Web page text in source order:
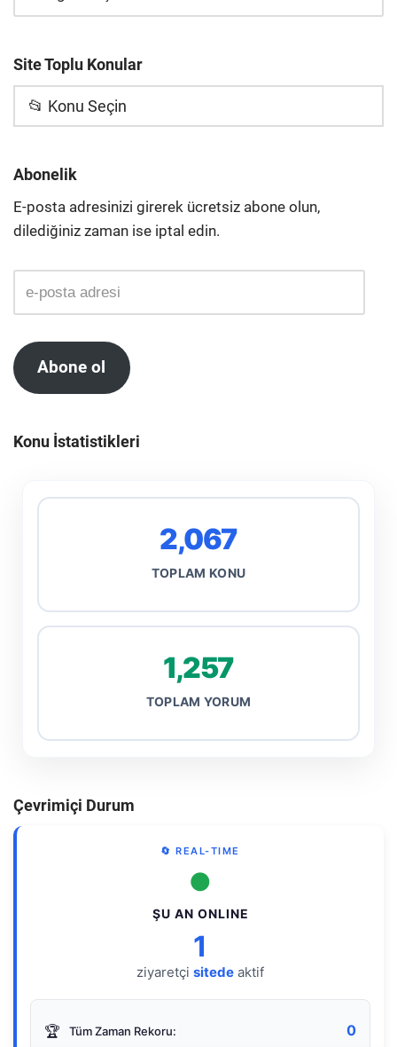
Site Toplu Konular
📂 Konu Seçin
Abonelik
E-posta adresinizi girerek ücretsiz abone olun,
dilediğiniz zaman ise iptal edin.
Abone ol
Konu İstatistikleri
2,067
TOPLAM KONU
1,257
TOPLAM YORUM
Çevrimiçi Durum
🔄 REAL-TIME
●
ŞU AN ONLINE
1
ziyaretçi sitede aktif
🏆 Tüm Zaman Rekoru: 0